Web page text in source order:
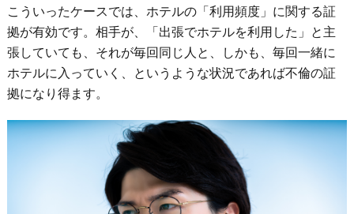
こういったケースでは、ホテルの「利用頻度」に関する証
拠が有効です。 相手が、「出張でホテルを利用した」と主
張していても、それが毎回同じ人と、しかも、毎回一緒に
ホテルに入っていく、というような状況であれば不倫の証
拠になり得ます。